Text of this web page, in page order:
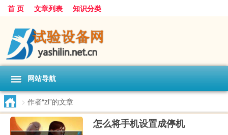
首 页 文章列表 知识分类
网站导航
> 作者“zl”的文章
怎么将手机设置成停机